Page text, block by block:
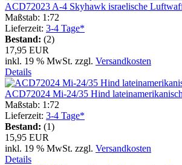
ACD72023 A-4 Skyhawk israelische
Maßstab: 1:72
Lieferzeit: 3-4 Tage*
Bestand: (2)
17,95 EUR
inkl. 19 % MwSt. zzgl. Versandkosten
Details
ACD72024 Mi-24/35 Hind
Maßstab: 1:72
Lieferzeit: 3-4 Tage*
Bestand: (1)
15,95 EUR
inkl. 19 % MwSt. zzgl. Versandkosten
Details